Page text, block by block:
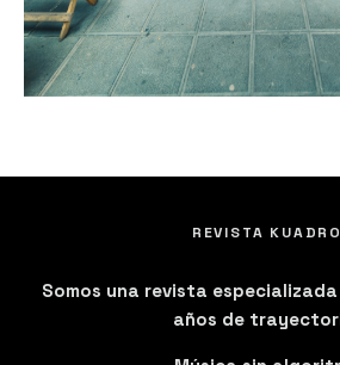
REVISTA KUADRO
Somos una revista especializada
años de